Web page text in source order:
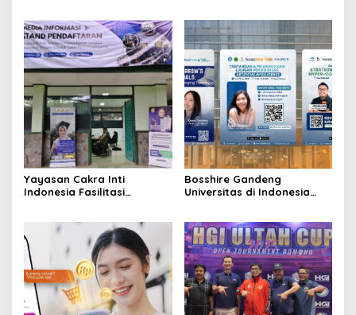
Pensiun Sehat Sejahtera
Yayasan Cakra Inti
Indonesia Fasilitasi
Kesehatan TNI AD
Bosshire Gandeng
Universitas di Indonesia